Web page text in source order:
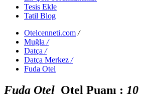
Tesis Ekle
Tatil Blog
Otelcenneti.com /
Muğla /
Datça /
Datça Merkez /
Fuda Otel
Fuda Otel Otel Puanı : 10